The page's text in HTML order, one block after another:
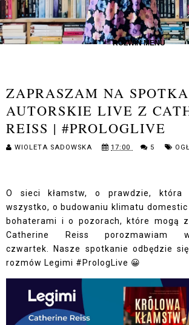
≡ ROZWIŃ MENU
ZAPRASZAM NA
AUTORSKIE LIVE Z
REISS | #PROLOGLIVE
WIOLETA SADOWSKA 17:00 5
O sieci kłamstw, o prawdzie, która
wszystko, o budowaniu klimatu
bohaterami i o pozorach, które mogą
Catherine Reiss porozmawiam
czwartek.
Nasze spotkanie odbędzie
rozmów Legimi #PrologLive 😀